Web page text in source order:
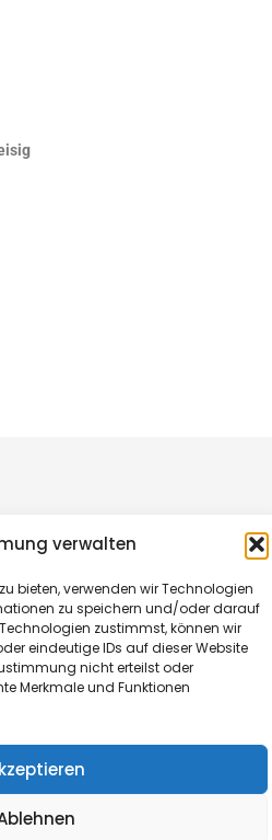
verwalten
bieten, verwenden wir Technologien
zu speichern und/oder darauf
zustimmst, können wir
eindeutige IDs auf dieser Website
nicht erteilst oder
Merkmale und Funktionen
& Co. KG